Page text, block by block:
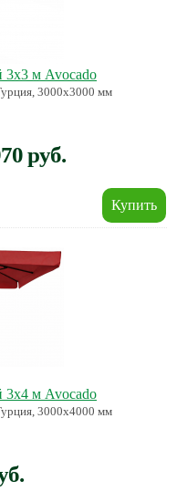
3х3 м Avocado
3000х3000 мм
руб.
3х4 м Avocado
3000х4000 мм